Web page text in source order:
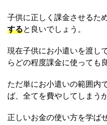
子供に正しく課金させるた
すると良いでしょう。
現在子供にお小遣いを渡し
らどの程度課金に使っても
ただ単にお小遣いの範囲内
ば、全てを費やしてしまう
正しいお金の使い方を学ば